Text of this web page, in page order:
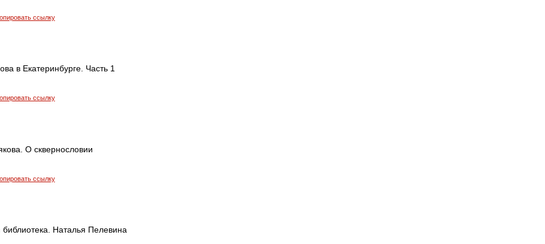
ссылку
в Екатеринбурге. Часть 1
ссылку
О сквернословии
ссылку
библиотека. Наталья Пелевина